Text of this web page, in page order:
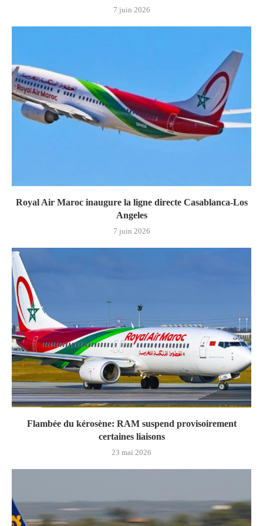
7 juin 2026
Royal Air Maroc inaugure la ligne directe Casablanca-Los
Angeles
7 juin 2026
Flambée du kérosène: RAM suspend provisoirement
certaines liaisons
23 mai 2026